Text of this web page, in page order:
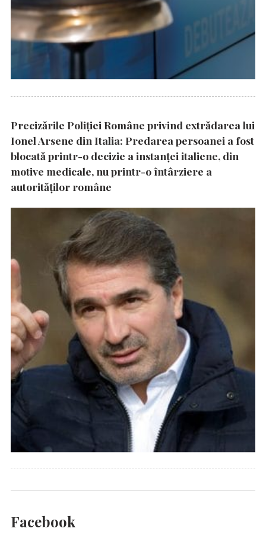
Precizările Poliţiei Române privind extrădarea lui
Ionel Arsene din Italia: Predarea persoanei a fost
blocată printr-o decizie a instanţei italiene, din
motive medicale, nu printr-o întârziere a
autorităţilor române
Facebook